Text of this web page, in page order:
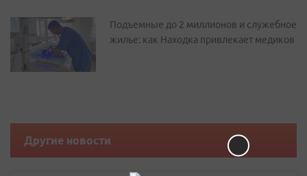
Подъемные до 2 миллионов и служебное
жилье: как Находка привлекает медиков
Другие новости